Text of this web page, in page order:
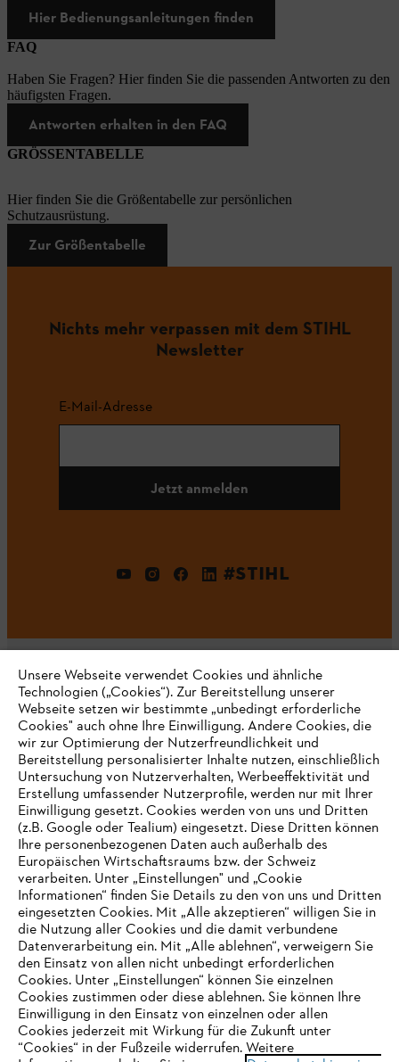
Hier Bedienungsanleitungen finden
FAQ
Haben Sie Fragen? Hier finden Sie die passenden Antworten zu den
häufigsten Fragen.
Antworten erhalten in den FAQ
GRÖSSENTABELLE
Hier finden Sie die Größentabelle zur persönlichen
Schutzausrüstung.
Zur Größentabelle
Nichts mehr verpassen mit dem STIHL
Newsletter
E-Mail-Adresse
Jetzt anmelden
#STIHL
Unternehmen
Häufig gestellte Fragen
Support
Datenschutz Impressum Cookies
Rechtliche Informationen
IHR BROWSER WIRD NICHT
UNTERSTÜTZT
Sie nutzen einen Browser, den wir noch nicht unterstützen. Für
eine optimale Nutzung unserer Seite empfehlen wir Ihnen, zu
Unsere Webseite verwendet Cookies und ähnliche
Technologien („Cookies“). Zur Bereitstellung unserer
Webseite setzen wir bestimmte „unbedingt erforderliche
Cookies" auch ohne Ihre Einwilligung. Andere Cookies, die
wir zur Optimierung der Nutzerfreundlichkeit und
Bereitstellung personalisierter Inhalte nutzen, einschließlich
Untersuchung von Nutzerverhalten, Werbeeffektivität und
Erstellung umfassender Nutzerprofile, werden nur mit Ihrer
Einwilligung gesetzt. Cookies werden von uns und Dritten
(z.B. Google oder Tealium) eingesetzt. Diese Dritten können
Ihre personenbezogenen Daten auch außerhalb des
Europäischen Wirtschaftsraums bzw. der Schweiz
verarbeiten. Unter „Einstellungen" und „Cookie
Informationen“ finden Sie Details zu den von uns und Dritten
eingesetzten Cookies. Mit „Alle akzeptieren“ willigen Sie in
die Nutzung aller Cookies und die damit verbundene
Datenverarbeitung ein. Mit „Alle ablehnen“, verweigern Sie
den Einsatz von allen nicht unbedingt erforderlichen
Cookies. Unter „Einstellungen“ können Sie einzelnen
Cookies zustimmen oder diese ablehnen. Sie können Ihre
Einwilligung in den Einsatz von einzelnen oder allen
Cookies jederzeit mit Wirkung für die Zukunft unter
“Cookies“ in der Fußzeile widerrufen. Weitere